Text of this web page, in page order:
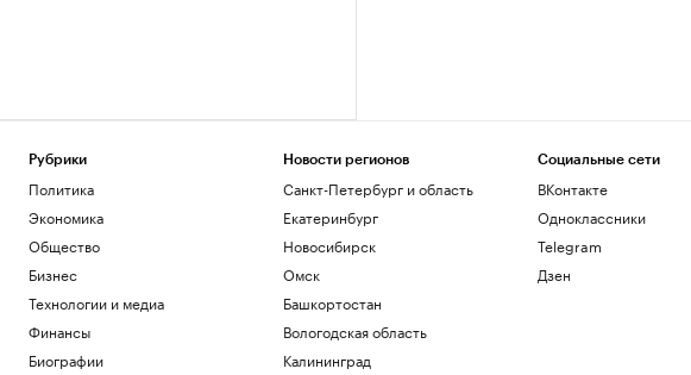
Рубрики
Политика
Экономика
Общество
Бизнес
Технологии и медиа
Финансы
Биографии
Новости регионов
Санкт-Петербург и область
Екатеринбург
Новосибирск
Омск
Башкортостан
Вологодская область
Калининград
Социальные сети
ВКонтакте
Одноклассники
Telegram
Дзен